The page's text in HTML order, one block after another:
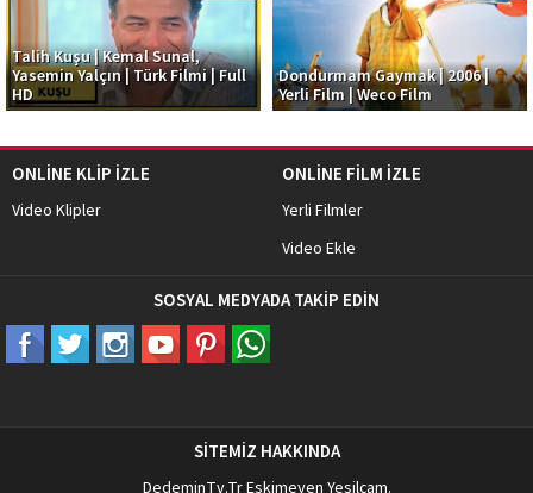
Talih Kuşu | Kemal Sunal,
Yasemin Yalçın | Türk Filmi | Full
HD
Dondurmam Gaymak | 2006 |
Yerli Film | Weco Film
ONLİNE KLİP İZLE
Video Klipler
ONLİNE FİLM İZLE
Yerli Filmler
Video Ekle
SOSYAL MEDYADA TAKİP EDİN
SİTEMİZ HAKKINDA
DedeminTv.TrEskimeyen Yeşilçam.